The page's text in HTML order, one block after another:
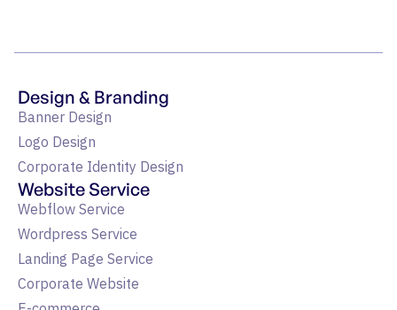
Design & Branding
Banner Design
Logo Design
Corporate Identity Design
Website Service
Webflow Service
Wordpress Service
Landing Page Service
Corporate Website